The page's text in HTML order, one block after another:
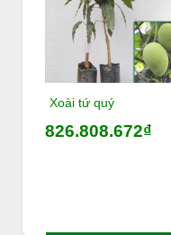
Xoài tứ quý
826.808.672₫